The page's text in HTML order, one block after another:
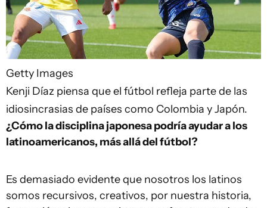
Getty Images
Kenji Díaz piensa que el fútbol refleja parte de las
idiosincrasias de países como Colombia y Japón.
¿Cómo la disciplina japonesa podría ayudar a los
latinoamericanos, más allá del fútbol?
Es demasiado evidente que nosotros los latinos
somos recursivos, creativos, por nuestra historia,